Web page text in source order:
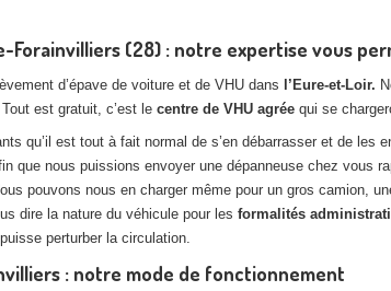
Forainvilliers (28) : notre expertise vous
d’épave de voiture et de VHU dans l’Eure-et-Loir.
est gratuit, c’est le centre de VHU agrée qui se
qu’il est tout à fait normal de s’en débarrasser et de les
que nous puissions envoyer une dépanneuse chez vous
pouvons nous en charger même pour un gros camion,
dire la nature du véhicule pour les formalités
perturber la circulation.
: notre mode de fonctionnement